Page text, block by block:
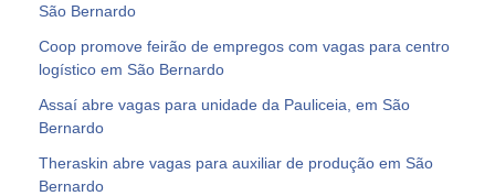
São Bernardo
Coop promove feirão de empregos com vagas para centro
logístico em São Bernardo
Assaí abre vagas para unidade da Pauliceia, em São
Bernardo
Theraskin abre vagas para auxiliar de produção em São
Bernardo